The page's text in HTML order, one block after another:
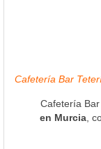
Cafetería Bar
Cafetería
en Murcia ,